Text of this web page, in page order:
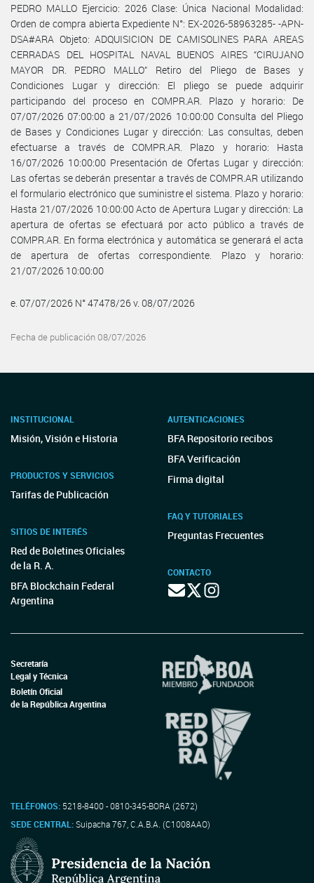
PEDRO MALLO Ejercicio: 2026 Clase: Única Nacional Modalidad:
Orden de compra abierta Expediente N°: EX-2026-58963285- -APN-
DSA#ARA Objeto: ADQUISICION DE CAMISOLINES PARA AREAS
CERRADAS DEL HOSPITAL NAVAL BUENOS AIRES “CIRUJANO
MAYOR DR. PEDRO MALLO” Retiro del Pliego de Bases y
Condiciones Lugar y dirección: El pliego se puede adquirir
participando del proceso en COMPR.AR. Plazo y horario: De
07/07/2026 07:00:00 a 21/07/2026 10:00:00 Consulta del Pliego
de Bases y Condiciones Lugar y dirección: Las consultas, deben
efectuarse a través de COMPR.AR. Plazo y horario: Hasta
16/07/2026 10:00:00 Presentación de Ofertas Lugar y dirección:
Las ofertas se deberán presentar a través de COMPR.AR utilizando
el formulario electrónico que suministre el sistema. Plazo y horario:
Hasta 21/07/2026 10:00:00 Acto de Apertura Lugar y dirección: La
apertura de ofertas se efectuará por acto público a través de
COMPR.AR. En forma electrónica y automática se generará el acta
de apertura de ofertas correspondiente. Plazo y horario:
21/07/2026 10:00:00
e. 07/07/2026 N° 47478/26 v. 08/07/2026
Fecha de publicación 08/07/2026
INSTITUCIONAL
Misión, Visión e Historia
PRODUCTOS Y SERVICIOS
Tarifas de Publicación
SITIOS DE INTERÉS
Red de Boletines Oficiales
de la R. A.
BFA Blockchain Federal
Argentina
AUTENTICACIONES
BFA Repositorio recibos
BFA Verificación
Firma digital
FAQ Y TUTORIALES
Preguntas Frecuentes
CONTACTO
Secretaría
Legal y Técnica
Boletín Oficial
de la República Argentina
TELÉFONOS: 5218-8400 - 0810-345-BORA (2672)
SEDE CENTRAL:Suipacha 767, C.A.B.A. (C1008AAO)